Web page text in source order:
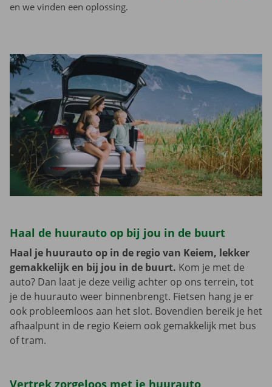
en we vinden een oplossing.
Haal de huurauto op bij jou in de buurt
Haal je huurauto op in de regio van Keiem, lekker
gemakkelijk en bij jou in de buurt. Kom je met de
auto? Dan laat je deze veilig achter op ons terrein, tot
je de huurauto weer binnenbrengt. Fietsen hang je er
ook probleemloos aan het slot. Bovendien bereik je het
afhaalpunt in de regio Keiem ook gemakkelijk met bus
of tram.
Vertrek zorgeloos met je huurauto